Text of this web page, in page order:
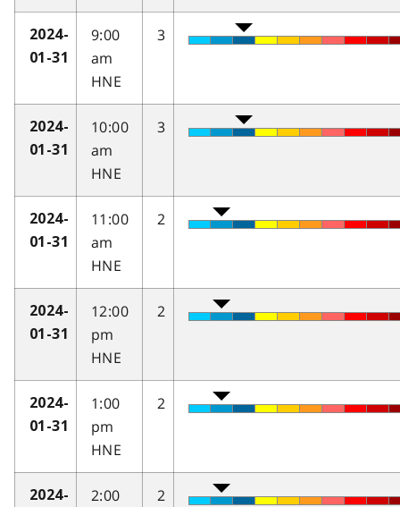
2024-
01-31
9:00
am
HNE
3
2024-
01-31
10:00
am
HNE
3
2024-
01-31
11:00
am
HNE
2
2024-
01-31
12:00
pm
HNE
2
2024-
01-31
1:00
pm
HNE
2
2024-
2:00
2